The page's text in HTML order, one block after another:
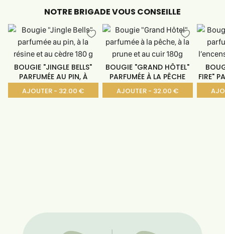
NOTRE BRIGADE VOUS CONSEILLE
BOUGIE "JINGLE BELLS"
PARFUMÉE AU PIN, À
AJOUTER - 32.00 €
BOUGIE "GRAND HÔTEL"
PARFUMÉE À LA PÊCHE
AJOUTER - 32.00 €
FIRE"